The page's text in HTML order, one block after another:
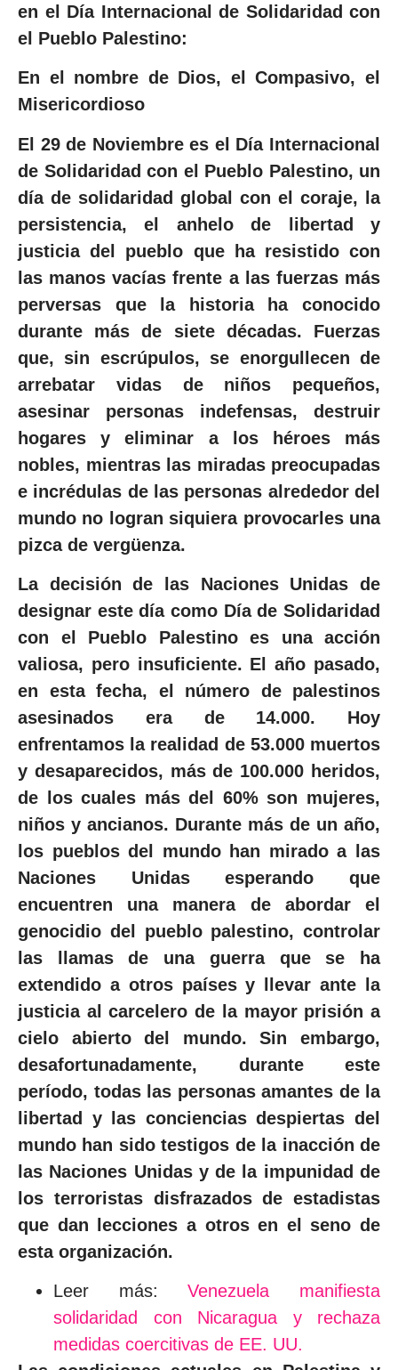
en el Día Internacional de Solidaridad con
el Pueblo Palestino:
En el nombre de Dios, el Compasivo, el
Misericordioso
El 29 de Noviembre es el Día Internacional
de Solidaridad con el Pueblo Palestino, un
día de solidaridad global con el coraje, la
persistencia, el anhelo de libertad y
justicia del pueblo que ha resistido con
las manos vacías frente a las fuerzas más
perversas que la historia ha conocido
durante más de siete décadas. Fuerzas
que, sin escrúpulos, se enorgullecen de
arrebatar vidas de niños pequeños,
asesinar personas indefensas, destruir
hogares y eliminar a los héroes más
nobles, mientras las miradas preocupadas
e incrédulas de las personas alrededor del
mundo no logran siquiera provocarles una
pizca de vergüenza.
La decisión de las Naciones Unidas de
designar este día como Día de Solidaridad
con el Pueblo Palestino es una acción
valiosa, pero insuficiente. El año pasado,
en esta fecha, el número de palestinos
asesinados era de 14.000. Hoy
enfrentamos la realidad de 53.000 muertos
y desaparecidos, más de 100.000 heridos,
de los cuales más del 60% son mujeres,
niños y ancianos. Durante más de un año,
los pueblos del mundo han mirado a las
Naciones Unidas esperando que
encuentren una manera de abordar el
genocidio del pueblo palestino, controlar
las llamas de una guerra que se ha
extendido a otros países y llevar ante la
justicia al carcelero de la mayor prisión a
cielo abierto del mundo. Sin embargo,
desafortunadamente, durante este
período, todas las personas amantes de la
libertad y las conciencias despiertas del
mundo han sido testigos de la inacción de
las Naciones Unidas y de la impunidad de
los terroristas disfrazados de estadistas
que dan lecciones a otros en el seno de
esta organización.
Leer más:Venezuela manifiesta
solidaridad con Nicaragua y rechaza
medidas coercitivas de EE. UU.